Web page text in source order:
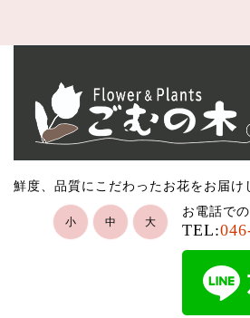
鮮度、品質にこだわったお花をお届け
お電話で
TEL:
小 中 大